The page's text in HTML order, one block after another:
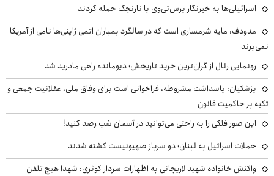
اسرائیلی‌ها به خبرنگار پرس‌تی‌وی با نارنجک حمله کردند
مدودف: مایه شرمساری است که در سالگرد بمباران اتمی ژاپنی‌ها نامی از آمریکا
نمی‌برند
رونمایی رئال از گران‌ترین خرید تاریخش؛ دیومانده راهی مادرید شد
پزشکیان: پاسداشت مشروطه، فراخوانی است برای وفاق ملی، عقلانیت جمعی و
تکیه بر حاکمیت قانون
این صور فلکی را به راحتی می‌توانید در آسمان شب رصد کنید!
حملات اسرائیل به لبنان؛ دو سرباز صهیونیست کشته شدند
واکنش خانواده شهید لاریجانی به اظهارات سردار کوثری: شهدا هیچ تلفن